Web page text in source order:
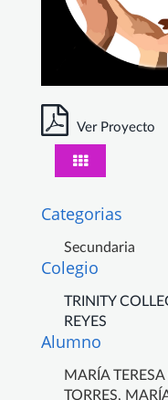
Ver Proyecto
Categorias
Secundaria
Colegio
TRINITY
REYES
Alumno
MARÍA
TORRES,